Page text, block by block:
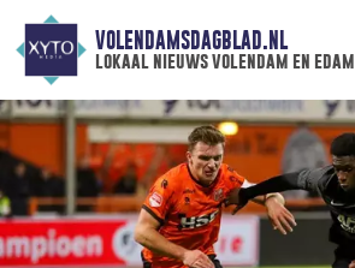
VOLENDAMSDAGBLAD.NL
lokaal nieuws volendam en edam